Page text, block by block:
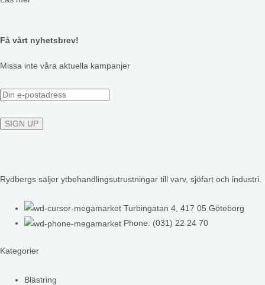
Få vårt nyhetsbrev!
Missa inte våra aktuella kampanjer
Rydbergs säljer ytbehandlingsutrustningar till varv, sjöfart och industri.
Turbingatan 4, 417 05 Göteborg
Phone: (031) 22 24 70
Kategorier
Blästring